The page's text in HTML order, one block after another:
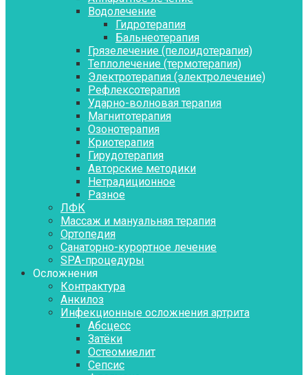
Водолечение
Гидротерапия
Бальнеотерапия
Грязелечение (пелоидотерапия)
Теплолечение (термотерапия)
Электротерапия (электролечение)
Рефлексотерапия
Ударно-волновая терапия
Магнитотерапия
Озонотерапия
Криотерапия
Гирудотерапия
Авторские методики
Нетрадиционное
Разное
ЛФК
Массаж и мануальная терапия
Ортопедия
Санаторно-курортное лечение
SPA-процедуры
Осложнения
Контрактура
Aнкилоз
Инфекционные осложнения артрита
Абсцесс
Затёки
Остеомиелит
Сепсис